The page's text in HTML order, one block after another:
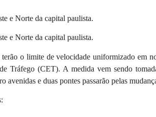
e Norte da capital paulista.
e Norte da capital paulista.
terão o limite de velocidade uniformizado em
Tráfego (CET). A medida vem sendo
avenidas e duas pontes passarão pelas